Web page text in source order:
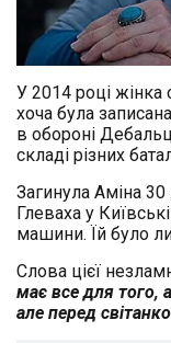
У 2014 році жінка
хоча була
в обороні
складі різних
Загинула Аміна
Глеваха у
машини. Їй було
Слова цієї
має все для того,
але перед